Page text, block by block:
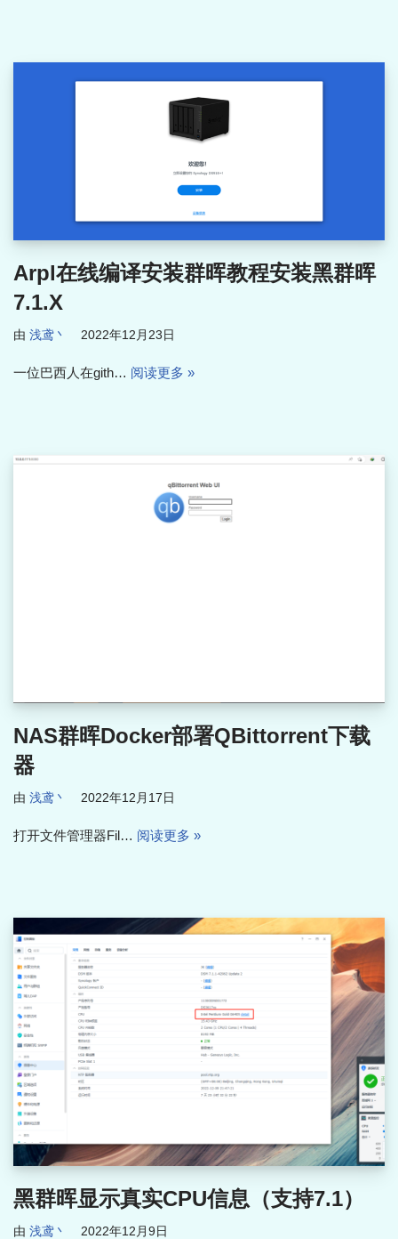
Arpl在线编译安装群晖教程安装黑群晖
7.1.X
由 浅鸢丶 2022年12月23日
一位巴西人在gith… 阅读更多 »
NAS群晖Docker部署QBittorrent下载
器
由 浅鸢丶 2022年12月17日
打开文件管理器Fil… 阅读更多 »
黑群晖显示真实CPU信息（支持7.1）
由 浅鸢丶 2022年12月9日